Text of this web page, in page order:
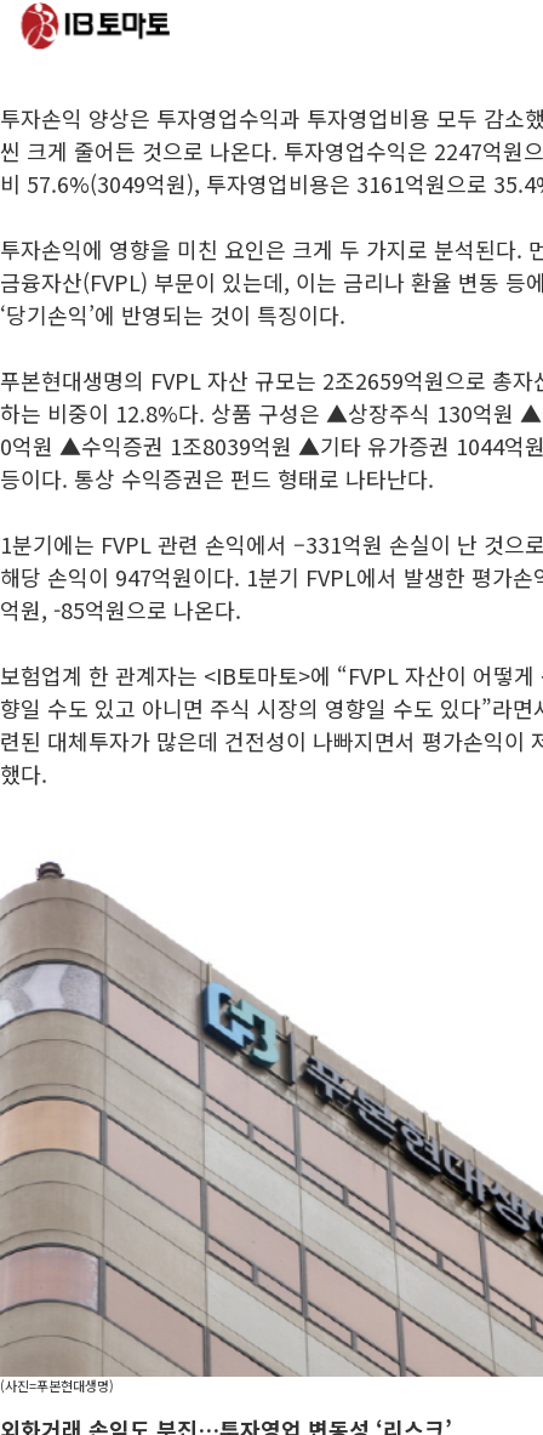
투자손익 양상은 투자영업수익과 투자영업비용 모두 감소
씬 크게 줄어든 것으로 나온다. 투자영업수익은 2247억원
비 57.6%(3049억원), 투자영업비용은 3161억원으로
투자손익에 영향을 미친 요인은 크게 두 가지로 분석된다.
금융자산(FVPL) 부문이 있는데, 이는 금리나 환율 변동 등
‘당기손익’에 반영되는 것이 특징이다.
푸본현대생명의 FVPL 자산 규모는 2조2659억원으로 총
하는 비중이 12.8%다. 상품 구성은 ▲상장주식 130억원
0억원 ▲수익증권 1조8039억원 ▲기타 유가증권 1044억
등이다. 통상 수익증권은 펀드 형태로 나타난다.
1분기에는 FVPL 관련 손익에서 –331억원 손실이 난 것으
해당 손익이 947억원이다. 1분기 FVPL에서 발생한 평가
억원, -85억원으로 나온다.
보험업계 한 관계자는 <IB토마토>에 “FVPL 자산이 어떻
향일 수도 있고 아니면 주식 시장의 영향일 수도 있다”라
련된 대체투자가 많은데 건전성이 나빠지면서 평가손익이
했다.
(사진=푸본현대생명)